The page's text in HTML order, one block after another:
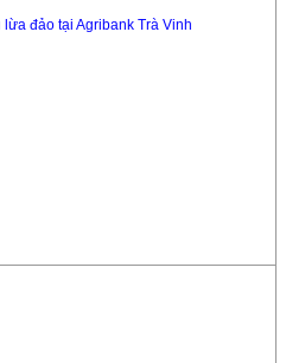
đảo tại Agribank Trà Vinh